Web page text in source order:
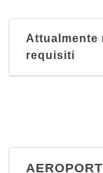
Attualmente
requisiti